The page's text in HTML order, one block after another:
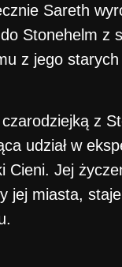
Sareth
do Stonehelm z
z jego
czarodziejką z
udział w
Cieni. Jej
jej miasta,